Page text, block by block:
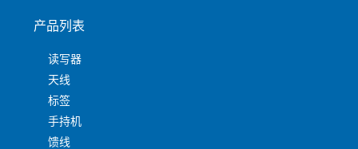
产品列表
读写器
天线
标签
手持机
馈线